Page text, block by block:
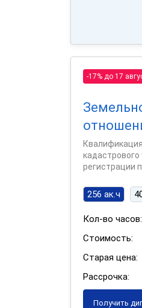
-17% до 17
кадастрового
регистрации
256 ак.ч
Кол-во часов:
Стоимость:
Старая цена:
Рассрочка:
Получить